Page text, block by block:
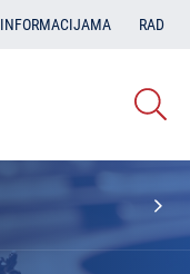
RAD